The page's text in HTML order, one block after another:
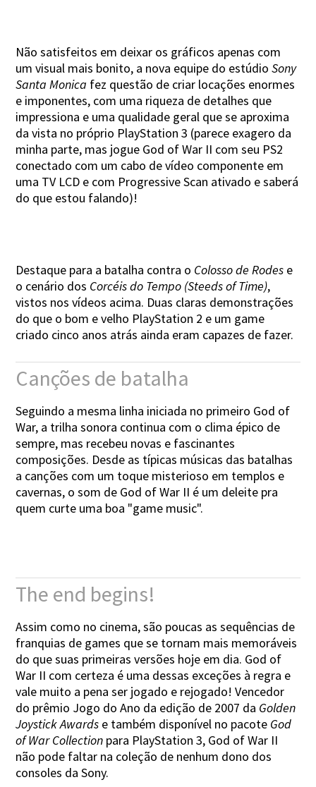
Não satisfeitos em deixar os gráficos apenas com
um visual mais bonito, a nova equipe do estúdioSony
Santa Monica fez questão de criar locações enormes
e imponentes, com uma riqueza de detalhes que
impressiona e uma qualidade geral que se aproxima
da vista no próprio PlayStation 3 (parece exagero da
minha parte, mas jogue God of War II com seu PS2
conectado com um cabo de vídeo componente em
uma TV LCD e com Progressive Scan ativado e saberá
do que estou falando)!
Destaque para a batalha contra o Colosso de Rodes e
o cenário dos Corcéis do Tempo (Steeds of Time),
vistos nos vídeos acima. Duas claras demonstrações
do que o bom e velho PlayStation 2 e um game
criado cinco anos atrás ainda eram capazes de fazer.
Canções de batalha
Seguindo a mesma linha iniciada no primeiro God of
War, a trilha sonora continua com o clima épico de
sempre, mas recebeu novas e fascinantes
composições. Desde as típicas músicas das batalhas
a canções com um toque misterioso em templos e
cavernas, o som de God of War II é um deleite pra
quem curte uma boa "game music".
The end begins!
Assim como no cinema, são poucas as sequências de
franquias de games que se tornam mais memoráveis
do que suas primeiras versões hoje em dia. God of
War II com certeza é uma dessas exceções à regra e
vale muito a pena ser jogado e rejogado! Vencedor
do prêmio Jogo do Ano da edição de 2007 da Golden
Joystick Awards e também disponível no pacote God
of War Collection para PlayStation 3, God of War II
não pode faltar na coleção de nenhum dono dos
consoles da Sony.